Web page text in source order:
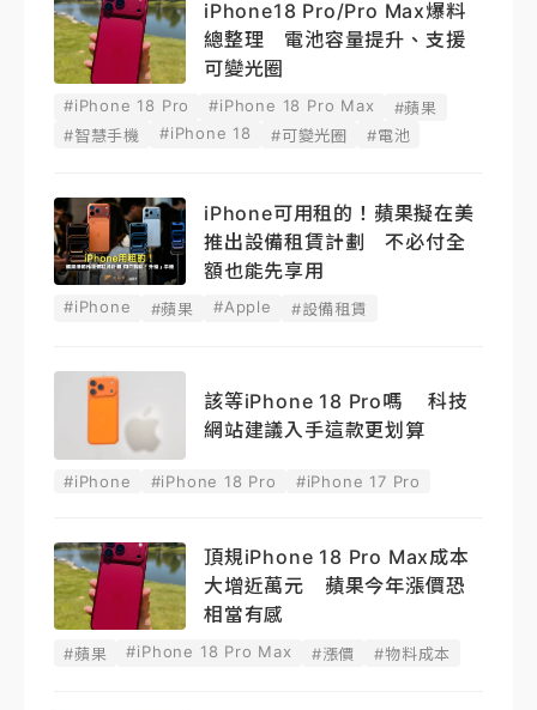
iPhone18 Pro/Pro Max爆料
總整理 電池容量提升、支援
可變光圈
#iPhone 18 Pro #iPhone 18 Pro Max
#蘋果
#智慧手機
#iPhone 18 #可變光圈 #電池
iPhone可用租的！蘋果擬在美
推出設備租賃計劃 不必付全
額也能先享用
#iPhone #蘋果 #Apple #設備租賃
該等iPhone 18 Pro嗎 科技
網站建議入手這款更划算
#iPhone #iPhone 18 Pro #iPhone 17 Pro
頂規iPhone 18 Pro Max成本
大增近萬元 蘋果今年漲價恐
相當有感
#蘋果 #iPhone 18 Pro Max #漲價 #物料成本